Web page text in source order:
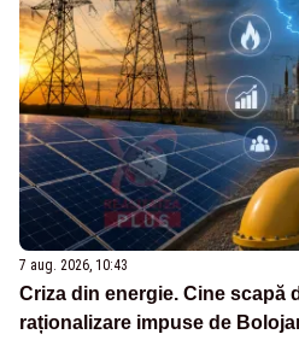
7 aug. 2026, 10:43
Criza din energie. Cine scapă
raționalizare impuse de